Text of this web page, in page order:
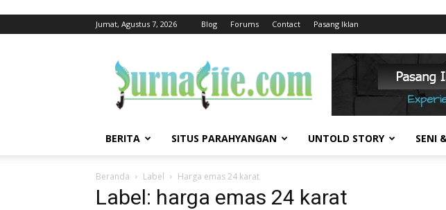
Jumat, Agustus 7, 2026 Blog Forums Contact Pasang Iklan
BERITA SITUS PARAHYANGAN UNTOLD STORY SENI
Beranda Label Harga emas 24 karat
Label: harga emas 24 karat